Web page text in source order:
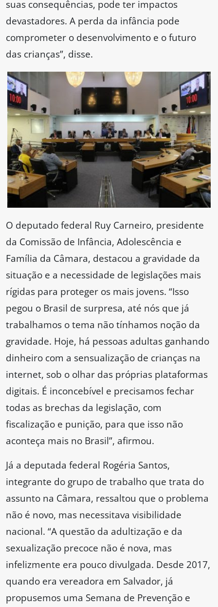
suas consequências, pode ter impactos
devastadores. A perda da infância pode
comprometer o desenvolvimento e o futuro
das crianças”, disse.
O deputado federal Ruy Carneiro, presidente
da Comissão de Infância, Adolescência e
Família da Câmara, destacou a gravidade da
situação e a necessidade de legislações mais
rígidas para proteger os mais jovens. “Isso
pegou o Brasil de surpresa, até nós que já
trabalhamos o tema não tínhamos noção da
gravidade. Hoje, há pessoas adultas ganhando
dinheiro com a sensualização de crianças na
internet, sob o olhar das próprias plataformas
digitais. É inconcebível e precisamos fechar
todas as brechas da legislação, com
fiscalização e punição, para que isso não
aconteça mais no Brasil”, afirmou.
Já a deputada federal Rogéria Santos,
integrante do grupo de trabalho que trata do
assunto na Câmara, ressaltou que o problema
não é novo, mas necessitava visibilidade
nacional. “A questão da adultização e da
sexualização precoce não é nova, mas
infelizmente era pouco divulgada. Desde 2017,
quando era vereadora em Salvador, já
propusemos uma Semana de Prevenção e